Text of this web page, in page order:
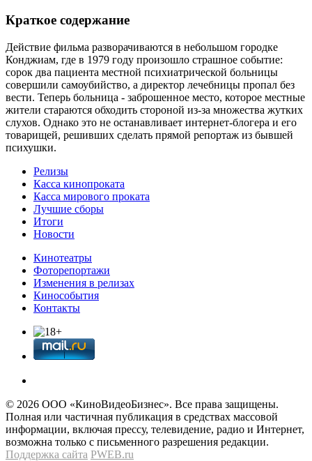
Краткое содержание
Действие фильма разворачиваются в небольшом городке
Конджиам, где в 1979 году произошло страшное событие:
сорок два пациента местной психиатрической больницы
совершили самоубийство, а директор лечебницы пропал без
вести. Теперь больница - заброшенное место, которое местные
жители стараются обходить стороной из-за множества жутких
слухов. Однако это не останавливает интернет-блогера и его
товарищей, решивших сделать прямой репортаж из бывшей
психушки.
Релизы
Касса кинопроката
Касса мирового проката
Лучшие сборы
Итоги
Новости
Кинотеатры
Фоторепортажи
Изменения в релизах
Кинособытия
Контакты
© 2026 OOО «КиноВидеоБизнес». Все права защищены.
Полная или частичная публикация в средствах массовой
информации, включая прессу, телевидение, радио и Интернет,
возможна только с письменного разрешения редакции.
Поддержка сайта PWEB.ru